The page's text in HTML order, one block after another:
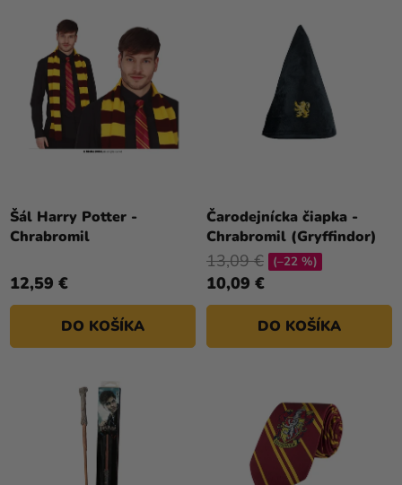
Šál Harry Potter -
Chrabromil
12,59 €
DO KOŠÍKA
Čarodejnícka čiapka -
Chrabromil (Gryffindor)
10,09 €
13,09 € (–22 %)
DO KOŠÍKA